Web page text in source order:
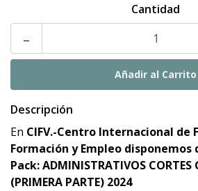
Cantidad
-
Descripción
En CIFV.-Centro Internacional de
Formación y Empleo disponemos
Pack: ADMINISTRATIVOS CORTES
(PRIMERA PARTE) 2024